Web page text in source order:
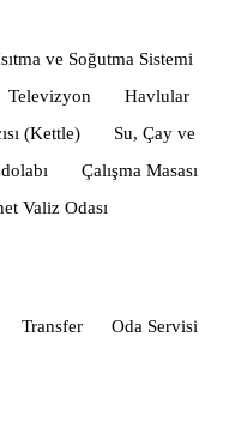
ve Soğutma Sistemi
Televizyon
Havlular
(Kettle)
Su, Çay ve
Çalışma Masası
Valiz Odası
Transfer
Oda Servisi